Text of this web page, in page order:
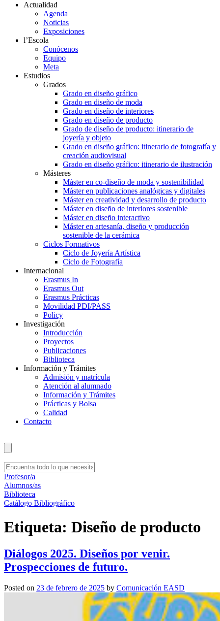
Actualidad
Agenda
Noticias
Exposiciones
l’Escola
Conócenos
Equipo
Meta
Estudios
Grados
Grado en diseño gráfico
Grado en diseño de moda
Grado en diseño de interiores
Grado en diseño de producto
Grado de diseño de producto: itinerario de
joyería y objeto
Grado en diseño gráfico: itinerario de fotografía y
creación audiovisual
Grado en diseño gráfico: itinerario de ilustración
Másteres
Máster en co-diseño de moda y sostenibilidad
Máster en publicaciones analógicas y digitales
Máster en creatividad y desarrollo de producto
Máster en diseño de interiores sostenible
Máster en diseño interactivo
Máster en artesanía, diseño y producción
sostenible de la cerámica
Ciclos Formativos
Ciclo de Joyería Artística
Ciclo de Fotografía
Internacional
Erasmus In
Erasmus Out
Erasmus Prácticas
Movilidad PDI/PASS
Policy
Investigación
Introducción
Proyectos
Publicaciones
Biblioteca
Información y Trámites
Admisión y matrícula
Atención al alumnado
Información y Trámites
Prácticas y Bolsa
Calidad
Contacto
Profesor/a
Alumnos/as
Biblioteca
Catálogo Bibliográfico
Etiqueta: Diseño de producto
Diálogos 2025. Diseños por venir.
Prospecciones de futuro.
Posted on 23 de febrero de 2025 by Comunicación EASD